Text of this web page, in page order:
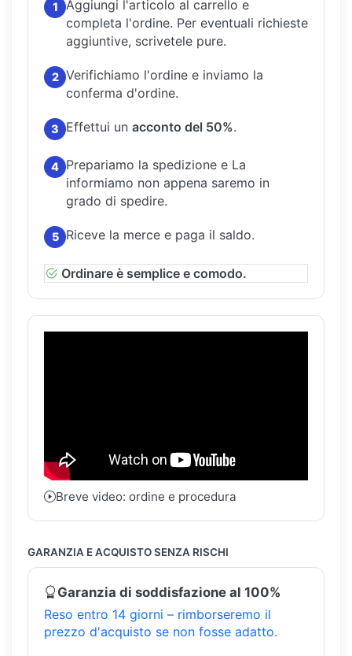
1
Aggiungi l'articolo al carrello e
completa l'ordine. Per eventuali richieste
aggiuntive, scrivetele pure.
2 Verifichiamo l'ordine e inviamo la
conferma d'ordine.
3 Effettui un acconto del 50%.
4 Prepariamo la spedizione e La
informiamo non appena saremo in
grado di spedire.
5 Riceve la merce e paga il saldo.
Ordinare è semplice e comodo.
Breve video: ordine e procedura
GARANZIA E ACQUISTO SENZA RISCHI
Garanzia di soddisfazione al 100%
Reso entro 14 giorni – rimborseremo il
prezzo d'acquisto se non fosse adatto.